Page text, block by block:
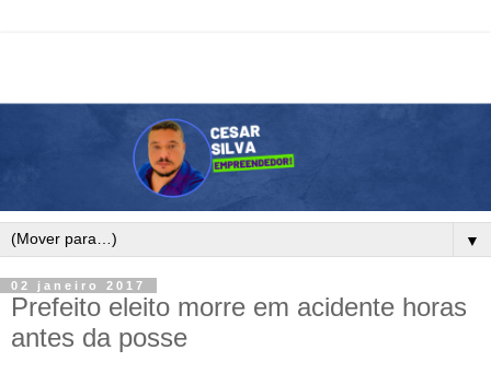
▼
02 janeiro 2017
Prefeito eleito morre em acidente horas
antes da posse